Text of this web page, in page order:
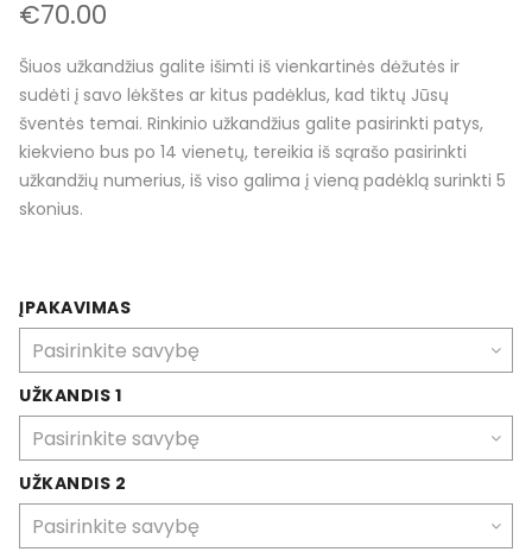
€70.00
Šiuos užkandžius galite išimti iš vienkartinės dėžutės ir
sudėti į savo lėkštes ar kitus padėklus, kad tiktų Jūsų
šventės temai. Rinkinio užkandžius galite pasirinkti patys,
kiekvieno bus po 14 vienetų, tereikia iš sąrašo pasirinkti
užkandžių numerius, iš viso galima į vieną padėklą surinkti 5
skonius.
ĮPAKAVIMAS
UŽKANDIS 1
UŽKANDIS 2